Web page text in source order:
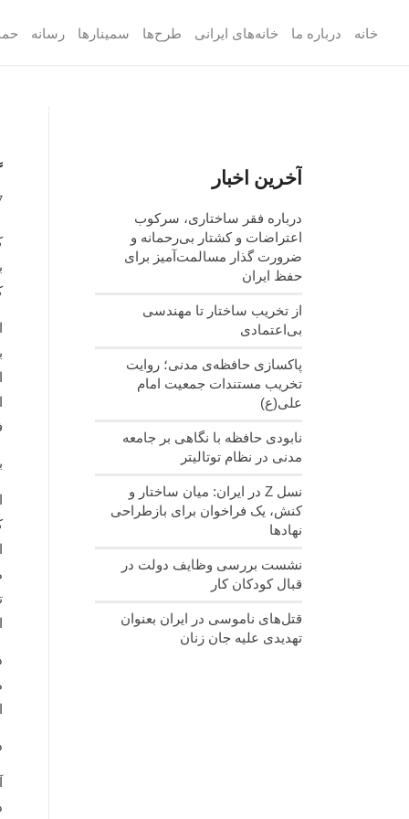
خانه درباره ما خانه‌های ایرانی طرح‌ها سمینارها رسانه
آخرین اخبار
درباره فقر ساختاری، سرکوب
اعتراضات و کشتار بی‌رحمانه و
ضرورت گذار مسالمت‌آمیز برای
حفظ ایران
از تخریب ساختار تا مهندسی
بی‌اعتمادی
پاکسازی حافظه‌ی مدنی؛ روایت
تخریب مستندات جمعیت امام
علی(ع)
نابودی حافظه با نگاهی بر جامعه
مدنی در نظام توتالیتر
نسل‌ Z در ایران: میان ساختار و
کنش، یک فراخوان برای بازطراحی
نهادها
نشست بررسی وظایف دولت در
قبال کودکان کار
قتل‌های ناموسی در ایران بعنوان
تهدیدی علیه جان زنان